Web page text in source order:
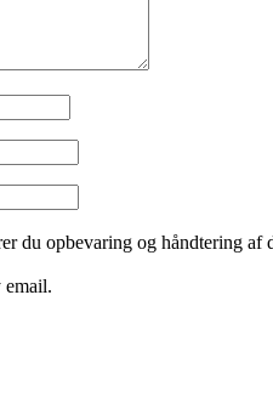
du opbevaring og håndtering af